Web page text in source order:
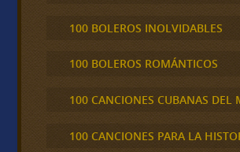
100 BOLEROS INOLVIDABLES
100 BOLEROS ROMÁNTICOS
100 CANCIONES CUBANAS DEL
100 CANCIONES PARA LA